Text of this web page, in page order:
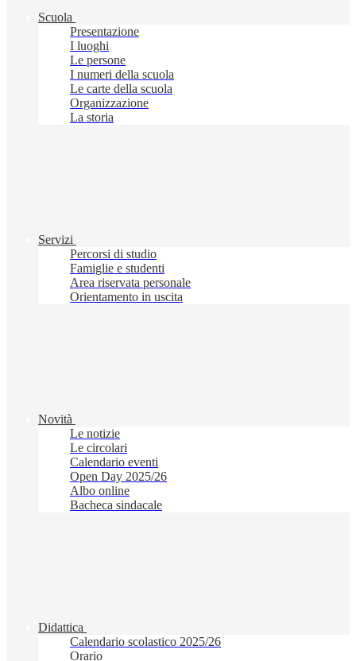
Scuola
Presentazione
I luoghi
Le persone
I numeri della scuola
Le carte della scuola
Organizzazione
La storia
Servizi
Percorsi di studio
Famiglie e studenti
Area riservata personale
Orientamento in uscita
Novità
Le notizie
Le circolari
Calendario eventi
Open Day 2025/26
Albo online
Bacheca sindacale
Didattica
Calendario scolastico 2025/26
Orario